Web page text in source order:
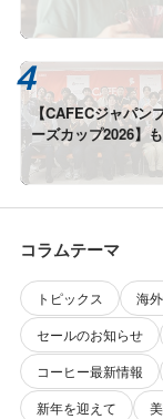
【CAFECジャパン
ーズカップ2026】
コラムテーマ
トピックス 海
セールのお知らせ
コーヒー最新情報
新年を迎えて